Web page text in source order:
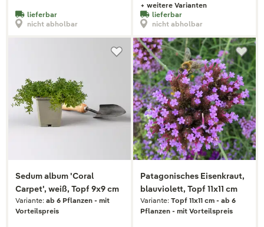
lieferbar
nicht abholbar
+ weitere Varianten
lieferbar
nicht abholbar
Sedum album 'Coral
Carpet', weiß, Topf 9x9 cm
Variante: ab 6 Pflanzen - mit
Vorteilspreis
Patagonisches Eisenkraut,
blauviolett, Topf 11x11 cm
Variante: Topf 11x11 cm - ab 6
Pflanzen - mit Vorteilspreis